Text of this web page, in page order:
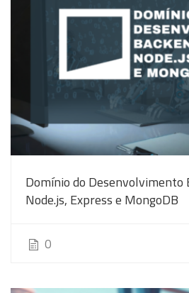
Domínio do Desenvolvimento
Node.js, Express e MongoDB
0